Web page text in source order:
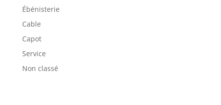
Ébénisterie
Cable
Capot
Service
Non classé